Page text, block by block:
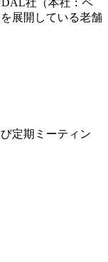
展開している老舗
定期ミーティン